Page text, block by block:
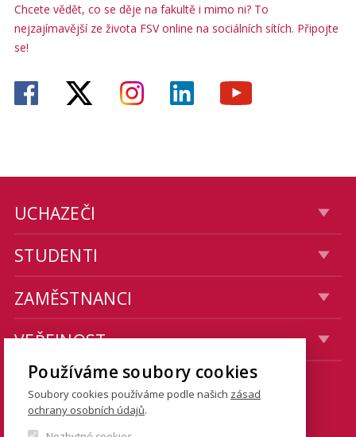
Chcete vědět, co se děje na fakultě i mimo ni? To
nejzajímavější ze života FSV online na sociálních sítích. Připojte
se!
UCHAZEČI
STUDENTI
ZAMĚSTNANCI
VEŘEJNOST
KONTAKTY
Používáme soubory cookies
Soubory cookies používáme podle našich zásad
ochrany osobních údajů.